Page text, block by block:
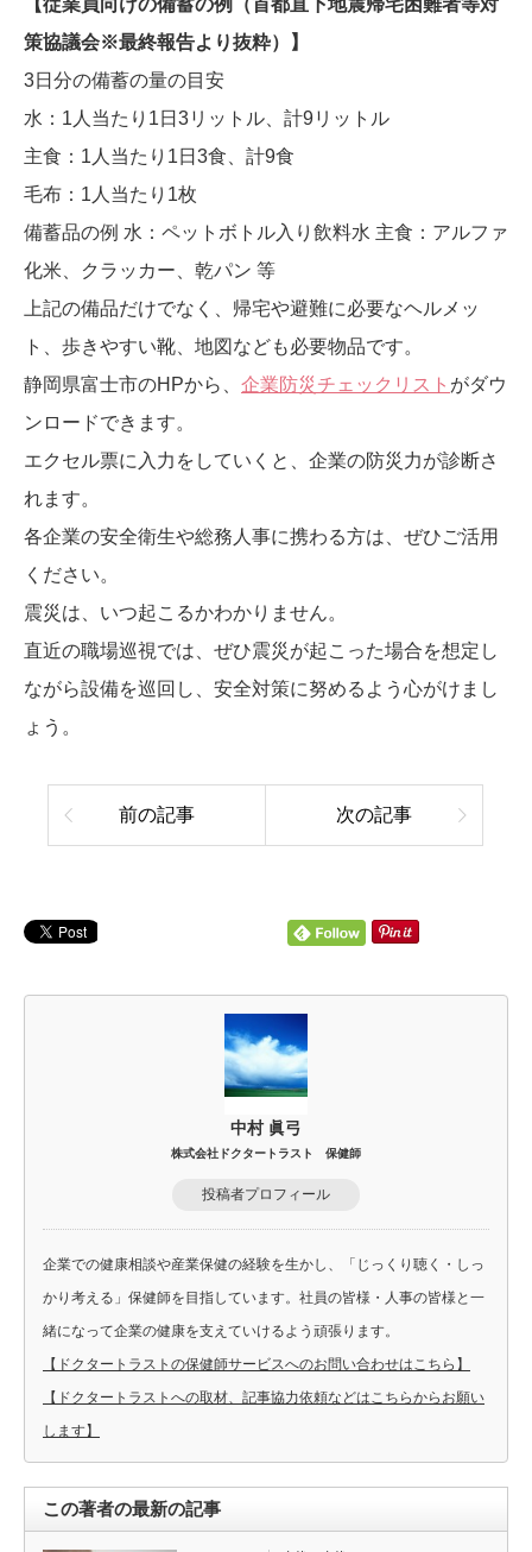
【従業員向けの備蓄の例（首都直下地震帰宅困難者等対
策協議会※最終報告より抜粋）】
3日分の備蓄の量の目安
水：1人当たり1日3リットル、計9リットル
主食：1人当たり1日3食、計9食
毛布：1人当たり1枚
備蓄品の例 水：ペットボトル入り飲料水 主食：アルファ
化米、クラッカー、乾パン 等
上記の備品だけでなく、帰宅や避難に必要なヘルメッ
ト、歩きやすい靴、地図なども必要物品です。
静岡県富士市のHPから、 企業防災チェックリスト がダウ
ンロードできます。
エクセル票に入力をしていくと、企業の防災力が診断さ
れます。
各企業の安全衛生や総務人事に携わる方は、ぜひご活用
ください。
震災は、いつ起こるかわかりません。
直近の職場巡視では、ぜひ震災が起こった場合を想定し
ながら設備を巡回し、安全対策に努めるよう心がけまし
ょう。
前の記事 次の記事
中村 眞弓
株式会社ドクタートラスト 保健師
投稿者プロフィール
企業での健康相談や産業保健の経験を生かし、「じっくり聴く・しっ
かり考える」保健師を目指しています。社員の皆様・人事の皆様と一
緒になって企業の健康を支えていけるよう頑張ります。
【ドクタートラストの保健師サービスへのお問い合わせはこちら】
【ドクタートラストへの取材、記事協力依頼などはこちらからお願い
します】
この著者の最新の記事